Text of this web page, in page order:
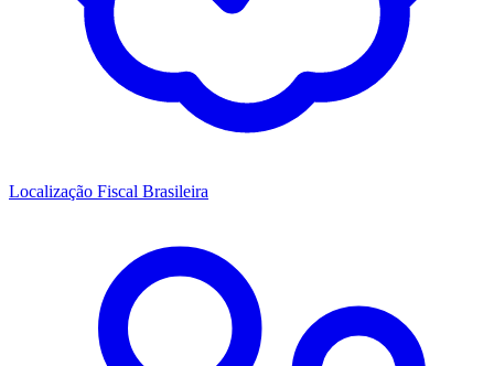
Localização Fiscal Brasileira